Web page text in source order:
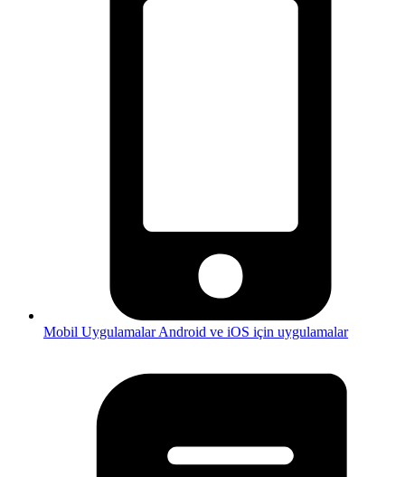
Mobil UygulamalarAndroid ve iOS için uygulamalar